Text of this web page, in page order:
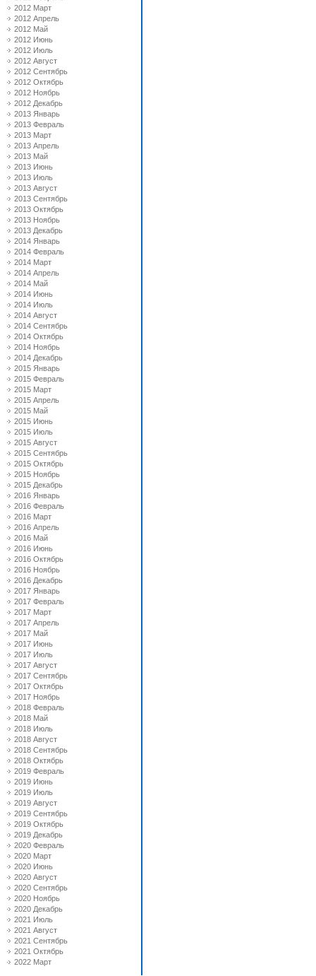
2012 Март
2012 Апрель
2012 Май
2012 Июнь
2012 Июль
2012 Август
2012 Сентябрь
2012 Октябрь
2012 Ноябрь
2012 Декабрь
2013 Январь
2013 Февраль
2013 Март
2013 Апрель
2013 Май
2013 Июнь
2013 Июль
2013 Август
2013 Сентябрь
2013 Октябрь
2013 Ноябрь
2013 Декабрь
2014 Январь
2014 Февраль
2014 Март
2014 Апрель
2014 Май
2014 Июнь
2014 Июль
2014 Август
2014 Сентябрь
2014 Октябрь
2014 Ноябрь
2014 Декабрь
2015 Январь
2015 Февраль
2015 Март
2015 Апрель
2015 Май
2015 Июнь
2015 Июль
2015 Август
2015 Сентябрь
2015 Октябрь
2015 Ноябрь
2015 Декабрь
2016 Январь
2016 Февраль
2016 Март
2016 Апрель
2016 Май
2016 Июнь
2016 Октябрь
2016 Ноябрь
2016 Декабрь
2017 Январь
2017 Февраль
2017 Март
2017 Апрель
2017 Май
2017 Июнь
2017 Июль
2017 Август
2017 Сентябрь
2017 Октябрь
2017 Ноябрь
2018 Февраль
2018 Май
2018 Июль
2018 Август
2018 Сентябрь
2018 Октябрь
2019 Февраль
2019 Июнь
2019 Июль
2019 Август
2019 Сентябрь
2019 Октябрь
2019 Декабрь
2020 Февраль
2020 Март
2020 Июнь
2020 Август
2020 Сентябрь
2020 Ноябрь
2020 Декабрь
2021 Июль
2021 Август
2021 Сентябрь
2021 Октябрь
2022 Март